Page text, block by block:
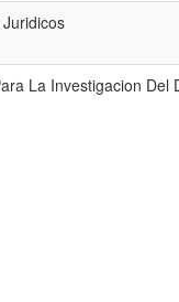
La Investigacion